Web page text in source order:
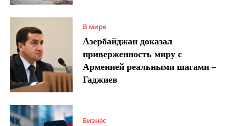
В мире
Азербайджан доказал
приверженность миру с
Арменией реальными шагами –
Гаджиев
Бизнес